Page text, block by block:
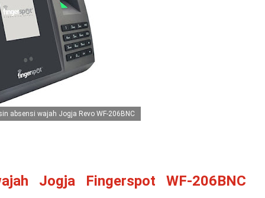
absensi wajah Jogja Revo WF-206BNC
Jogja Fingerspot WF-206BNC